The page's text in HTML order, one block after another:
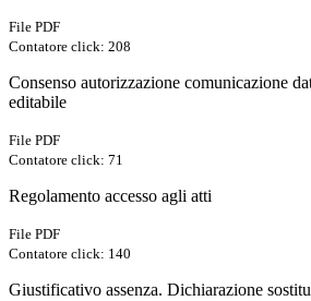
File PDF
Contatore click: 208
Consenso autorizzazione comunicazione
editabile
File PDF
Contatore click: 71
Regolamento accesso agli atti
File PDF
Contatore click: 140
Giustificativo assenza. Dichiarazione